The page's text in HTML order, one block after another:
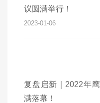
议圆满举行！
2023-01-06
复盘启新｜2022年
满落幕！